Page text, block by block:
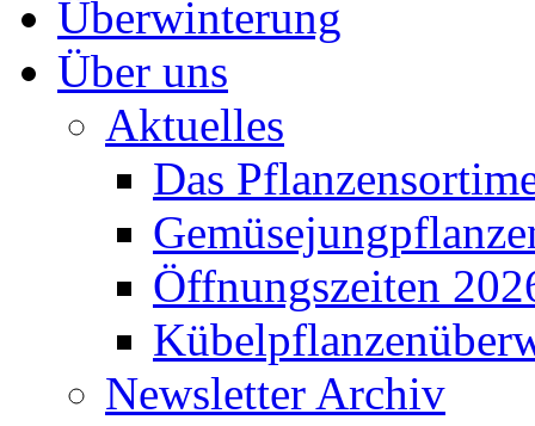
Überwinterung
Über uns
Aktuelles
Das
Öffnungszeiten
Newsletter Archiv